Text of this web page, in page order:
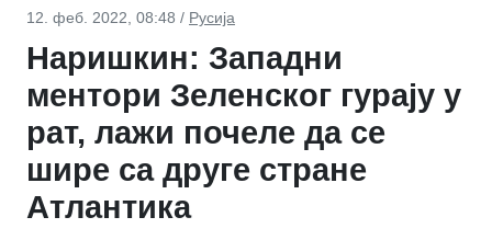
12. феб. 2022, 08:48 / Русија
Наришкин: Западни
ментори Зеленског гурају у
рат, лажи почеле да се
шире са друге стране
Атлантика